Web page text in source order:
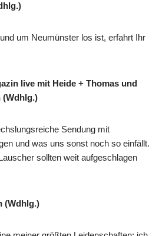
um Neumünster los ist, erfahrt Ihr
live mit Heide + Thomas und
(Wdhlg.)
Sendung mit
und was uns sonst noch so einfällt.
sollten weit aufgeschlagen
(Wdhlg.)